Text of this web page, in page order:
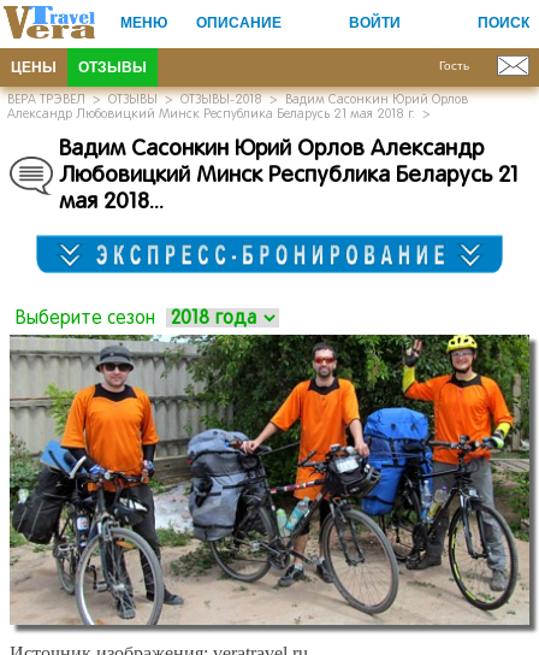
МЕНЮ ОПИСАНИЕ ВОЙТИ ПОИСК
ЦЕНЫ ОТЗЫВЫ Гость
ВЕРА ТРЭВЕЛ>ОТЗЫВЫ>ОТЗЫВЫ-2018>Вадим Сасонкин Юрий Орлов
Александр Любовицкий Минск Республика Беларусь 21 мая 2018 г. >
Вадим Сасонкин Юрий Орлов Александр
Любовицкий Минск Республика Беларусь 21
мая 2018...
Выберите сезон